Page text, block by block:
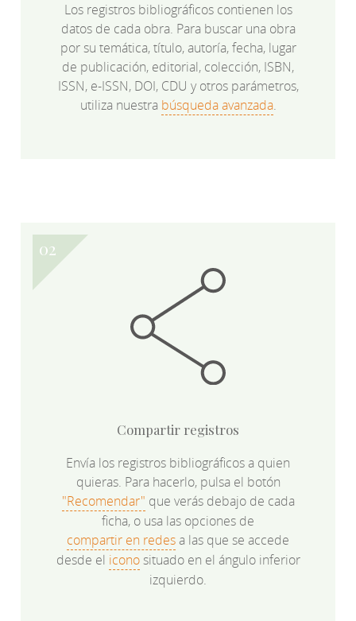
Los registros bibliográficos contienen los
datos de cada obra. Para buscar una obra
por su temática, título, autoría, fecha, lugar
de publicación, editorial, colección, ISBN,
ISSN, e-ISSN, DOI, CDU y otros parámetros,
utiliza nuestra búsqueda avanzada.
Compartir registros
Envía los registros bibliográficos a quien
quieras. Para hacerlo, pulsa el botón
"Recomendar" que verás debajo de cada
ficha, o usa las opciones de
compartir en redesa las que se accede
desde el iconosituado en el ángulo inferior
izquierdo.